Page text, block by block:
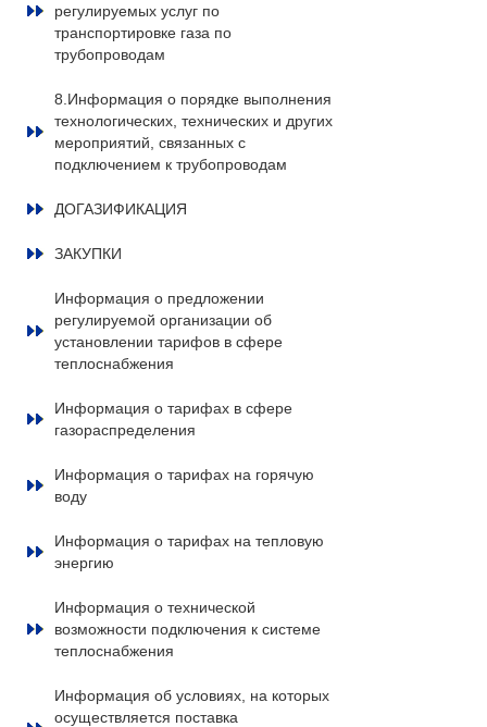
регулируемых услуг по
транспортировке газа по
трубопроводам
8.Информация о порядке выполнения
технологических, технических и других
мероприятий, связанных с
подключением к трубопроводам
ДОГАЗИФИКАЦИЯ
ЗАКУПКИ
Информация о предложении
регулируемой организации об
установлении тарифов в сфере
теплоснабжения
Информация о тарифах в сфере
газораспределения
Информация о тарифах на горячую
воду
Информация о тарифах на тепловую
энергию
Информация о технической
возможности подключения к системе
теплоснабжения
Информация об условиях, на которых
осуществляется поставка